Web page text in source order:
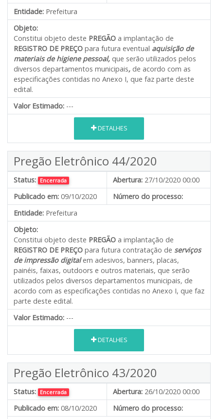
Entidade: Prefeitura
Objeto:
Constitui objeto deste PREGÃO a implantação de
REGISTRO DE PREÇO para futura eventual aquisição de
materiais de higiene pessoal, que serão utilizados pelos
diversos departamentos municipais, de acordo com as
especificações contidas no Anexo I, que faz parte deste
edital.
Valor Estimado: ---
DETALHES
Pregão Eletrônico 44/2020
Status: Encerrada Abertura: 27/10/2020 00:00
Publicado em: 09/10/2020
Número do processo:
Entidade: Prefeitura
Objeto:
Constitui objeto deste PREGÃO a implantação de
REGISTRO DE PREÇO para futura contratação de serviços
de impressão digitalem adesivos, banners, placas,
painéis, faixas, outdoors e outros materiais, que serão
utilizados pelos diversos departamentos municipais, de
acordo com as especificações contidas no Anexo I, que faz
parte deste edital.
Valor Estimado: ---
DETALHES
Pregão Eletrônico 43/2020
Status: Encerrada Abertura: 26/10/2020 00:00
Publicado em: 08/10/2020
Número do processo: